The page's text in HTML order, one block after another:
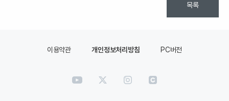
목록
이용약관 개인정보처리방침 PC버전